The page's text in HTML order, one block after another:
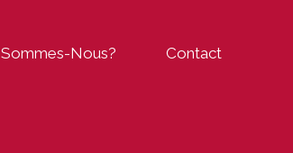
Sommes-Nous? Contact